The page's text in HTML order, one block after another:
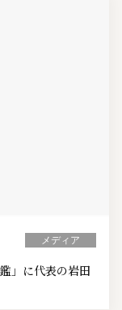
メディア
」に代表の岩田